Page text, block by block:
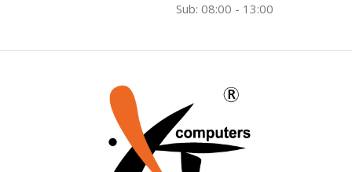
Sub: 08:00 - 13:00